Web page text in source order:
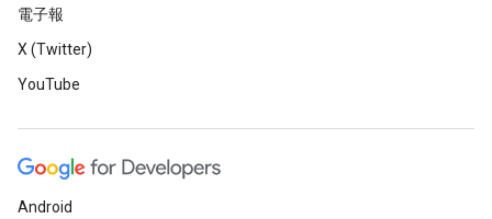
電子報
X (Twitter)
YouTube
Android